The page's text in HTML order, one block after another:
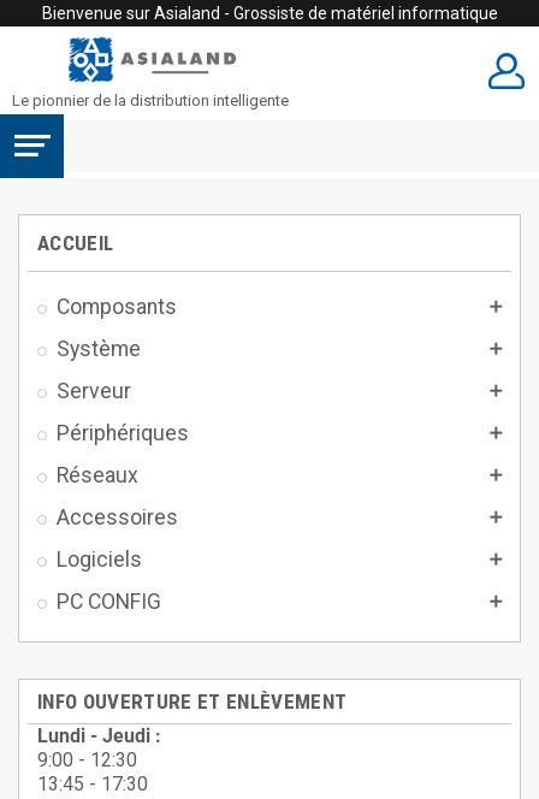
Bienvenue sur Asialand - Grossiste de matériel informatique
Le pionnier de la distribution intelligente
ACCUEIL
Composants 
Système 
Serveur 
Périphériques 
Réseaux 
Accessoires 
Logiciels 
PC CONFIG 
INFO OUVERTURE ET ENLÈVEMENT
Lundi - Jeudi :
9:00 - 12:30
13:45 - 17:30